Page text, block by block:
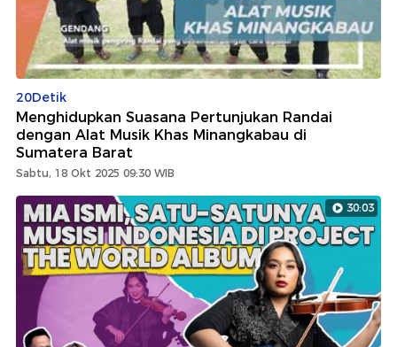
20Detik
Menghidupkan Suasana Pertunjukan Randai
dengan Alat Musik Khas Minangkabau di
Sumatera Barat
Sabtu, 18 Okt 2025 09:30 WIB
30:03